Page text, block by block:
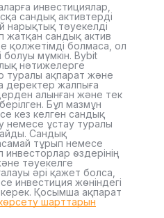
инвестициялар,
сандық активтерді
нарықтық тәуекелді
жатқан сандық актив
қолжетімді болмаса, ол
мүмкін. Bybit
нәтижелерге
туралы ақпарат және
деректер жалпыға
алынған және тек
Бұл мазмұн
кез келген сандық
немесе ұстау туралы
Сандық
тұрып немесе
өздерінің
тәуекелге
әрі қажет болса,
инвестиция жөніндегі
Қосымша ақпарат
шарттарын